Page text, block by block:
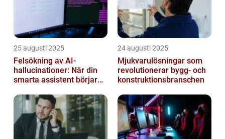
25 augusti 2025
Felsökning av AI-
hallucinationer: När din
smarta assistent börjar
24 augusti 2025
Mjukvarulösningar som
revolutionerar bygg- och
konstruktionsbranschen